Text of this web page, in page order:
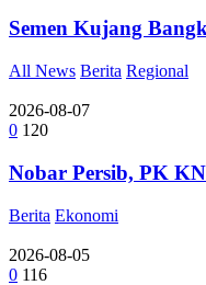
Semen Kujang
All News Berita Regional
2026-08-07
0 120
Nobar Persib, PK
Berita Ekonomi
2026-08-05
0 116